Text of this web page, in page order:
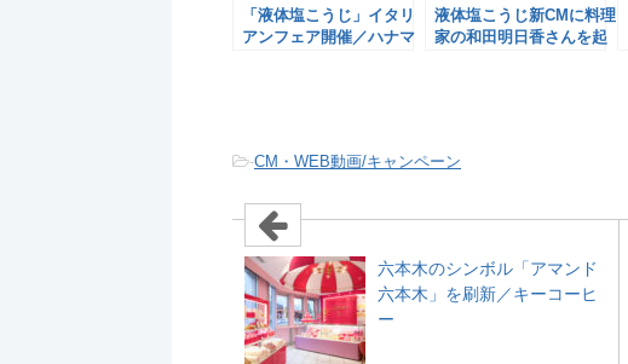
「液体塩こうじ」イタリ
アンフェア開催／ハナマ
液体塩こうじ新CMに料理
家の和田明日香さんを起
-CM・WEB動画/キャンペーン
六本木のシンボル「アマンド
六本木」を刷新／キーコーヒ
ー